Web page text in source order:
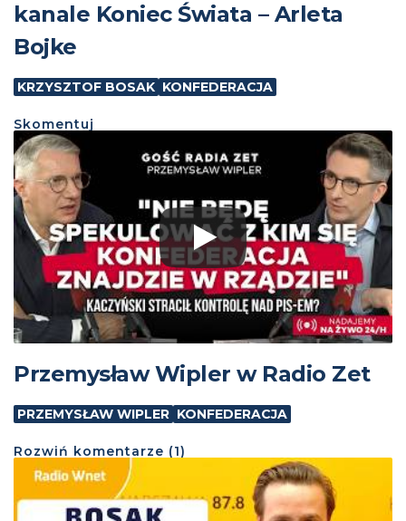
kanale Koniec Świata – Arleta
Bojke
KRZYSZTOF BOSAK KONFEDERACJA
Skomentuj
Przemysław Wipler w Radio Zet
PRZEMYSŁAW WIPLER KONFEDERACJA
Rozwiń komentarze (1)